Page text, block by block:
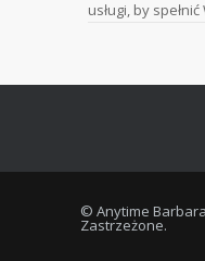
usługi, by
© Anytime
Zastrzeżone.